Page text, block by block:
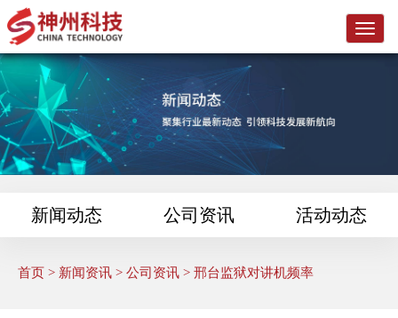
L
o
新闻动态 公司资讯 活动动态
首页 > 新闻资讯 > 公司资讯 > 邢台监狱对讲机频率